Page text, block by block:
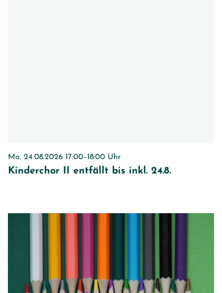
Mo. 24.08.2026 17:00–18:00 Uhr
Kinderchor II entfällt bis inkl. 24.8.